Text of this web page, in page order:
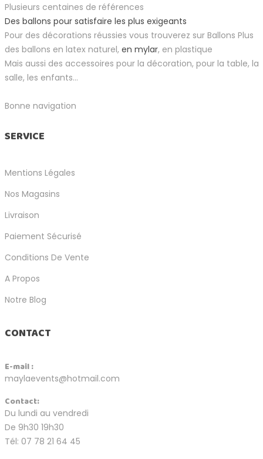
Plusieurs centaines de références
Des ballons pour satisfaire les plus exigeants
Pour des décorations réussies vous trouverez sur Ballons Plus
des ballons en latex naturel, en mylar, en plastique
Mais aussi des accessoires pour la décoration, pour la table, la
salle, les enfants...
Bonne navigation
SERVICE
Mentions Légales
Nos Magasins
Livraison
Paiement Sécurisé
Conditions De Vente
A Propos
Notre Blog
CONTACT
E-mail :
maylaevents@hotmail.com
Contact:
Du lundi au vendredi
De 9h30 19h30
Tél: 07 78 21 64 45